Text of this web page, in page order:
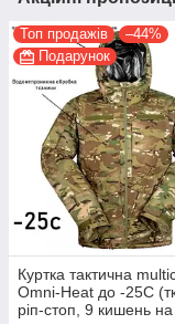
Топ продажів
–44%
Подарунок
Куртка тактична
Omni-Heat до -25С
ріп-стоп, 9 кишень на